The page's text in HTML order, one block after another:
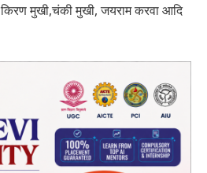
किरण मुखी,चंकी मुखी, जयराम करवा आदि